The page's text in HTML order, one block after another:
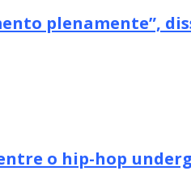
plenamente”,
o hip-hop